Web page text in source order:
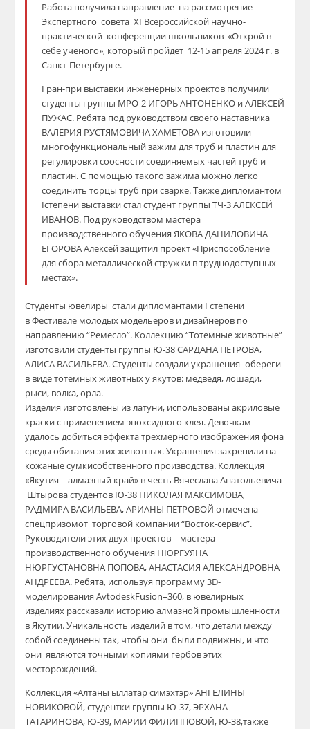
Работа получила направление на рассмотрение
Экспертного советаXI Всероссийской научно-
практической конференции школьников «Открой в
себе ученого», который пройдет 12-15 апреля 2024 г. в
Санкт-Петербурге.
Гран-при выставки инженерных проектов получили
студенты группы МРО-2 ИГОРЬ АНТОНЕНКО иАЛЕКСЕЙ
ПУЖАС. Ребята под руководством своего наставника
ВАЛЕРИЯ РУСТЯМОВИЧА ХАМЕТОВА изготовили
многофункциональный зажим для труб и пластин для
регулировкисоосностисоединяемых частей труб и
пластин. С помощью такого зажима можно легко
соединить торцы труб при сварке. Также дипломантом
Iстепени выставки стал студент группы ТЧ-3АЛЕКСЕЙ
ИВАНОВ. Под руководством мастера
производственного обучения ЯКОВА ДАНИЛОВИЧА
ЕГОРОВА Алексей защитил проект«Приспособление
для сбора металлической стружки в труднодоступных
местах».
Студенты ювелирыстали дипломантами I степени
вФестивале молодых модельеров и дизайнеров по
направлению “Ремесло”. Коллекцию “Тотемные животные”
изготовили студенты группы Ю-38САРДАНА ПЕТРОВА,
АЛИСА ВАСИЛЬЕВА.Студенты создалиукрашения–обереги
в видетотемных животных у якутов: медведя, лошади,
рыси, волка,орла.
Изделия изготовлены излатуни, использованы акриловые
краскис применениемэпоксидного клея. Девочкам
удалось добиться эффектатрехмерного изображения фона
среды обитания этих животных.Украшения закрепили на
кожаные сумкисобственного производства. Коллекция
«Якутия – алмазный край» в честь Вячеслава Анатольевича
Штыровастудентов Ю-38 НИКОЛАЯ МАКСИМОВА,
РАДМИРА ВАСИЛЬЕВА, АРИАНЫ ПЕТРОВОЙотмечена
спецпризомот торговой компании “Восток-сервис”.
Руководителиэтих двух проектов– мастера
производственного обучения НЮРГУЯНА
НЮРГУСТАНОВНА ПОПОВА, АНАСТАСИЯ АЛЕКСАНДРОВНА
АНДРЕЕВА. Ребята, используя программу 3D-
моделированияAvtodeskFusion–360, в ювелирных
изделиях рассказали историю алмазной промышленности
в Якутии.Уникальность изделий в том, что детали между
собой соединены так, чтобы они были подвижны, и что
они являются точными копиями гербов этих
месторождений.
Коллекция«Алтаны ыллатарсимэхтэр»АНГЕЛИНЫ
НОВИКОВОЙ,студентки группы Ю-37,ЭРХАНА
ТАТАРИНОВА, Ю-39, МАРИИ ФИЛИППОВОЙ, Ю-38,также